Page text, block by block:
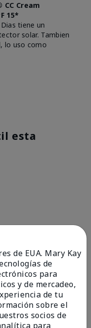
Cream
15*
tiene un
solar. Tambien
lo uso como
esta
Cream
de EUA. Mary Kay
de
para
y de mercadeo,
de tu
sobre el
socios de
para